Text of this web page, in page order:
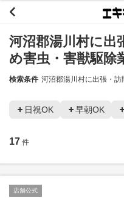
河沼郡湯川村に出
め害虫・害獣駆除
検索条件 河沼郡湯川村に出張・訪
日祝OK 早朝OK
17 件
店舗公式